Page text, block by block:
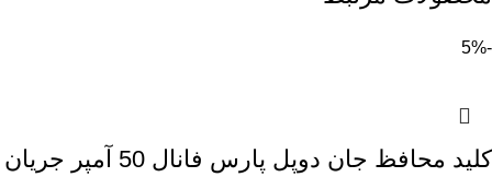
-5%
کلید محافظ جان دوپل پارس فانال 50 آمپر جریان